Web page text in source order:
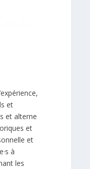
et
et alterne
et
et
à
les